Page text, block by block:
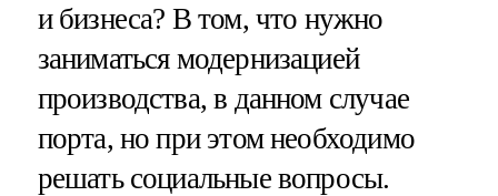
и бизнеса? В том, что нужно
заниматься модернизацией
производства, в данном случае
порта, но при этом необходимо
решать социальные вопросы.